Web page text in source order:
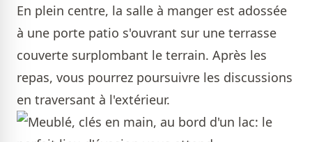
En plein centre, la salle à manger est adossée
à une porte patio s'ouvrant sur une terrasse
couverte surplombant le terrain. Après les
repas, vous pourrez poursuivre les discussions
en traversant à l'extérieur.